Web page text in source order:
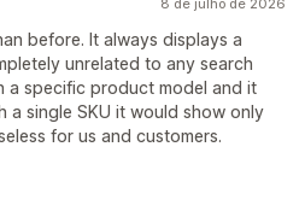
8 de julho de 2026
before. It always displays a
unrelated to any search
a specific product model and it
a single SKU it would show only
for us and customers.